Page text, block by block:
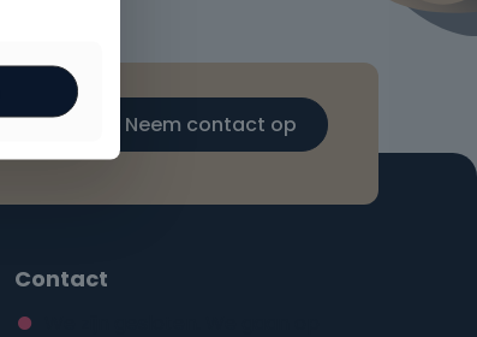
Neem contact op
Contact